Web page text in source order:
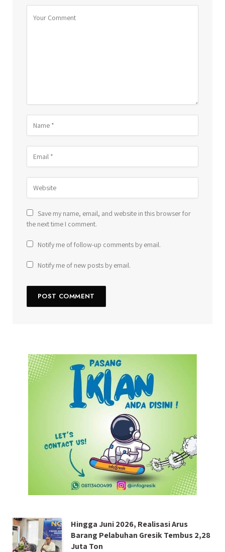
Save my name, email, and website in this browser for
the next time I comment.
Notify me of follow-up comments by email.
Notify me of new posts by email.
Hingga Juni 2026, Realisasi Arus
Barang Pelabuhan Gresik Tembus 2,28
Juta Ton